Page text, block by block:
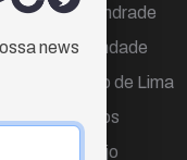
Dr Marcos Andrade
Hamilton Trindade
Igor Carvalho de Lima
Mario Campos
Renata Araújo
news